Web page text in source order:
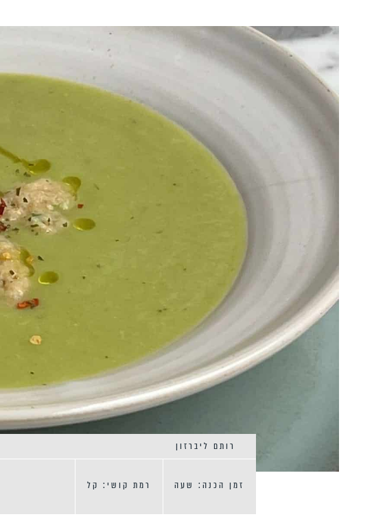
רותם ליברזון
זמן הכנה: שעה רמת קושי: קל